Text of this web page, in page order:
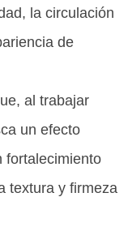
la circulación
de
al trabajar
un efecto
fortalecimiento
textura y firmeza